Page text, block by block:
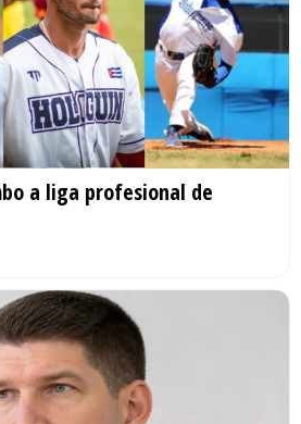
a liga profesional de